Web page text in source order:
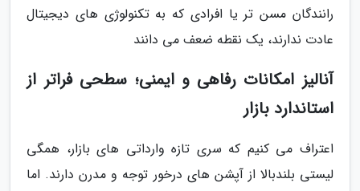
رانندگان مسن تر یا افرادی که به تکنولوژی های دیجیتال
عادت ندارند، یک نقطه ضعف می دانند
آنالیز امکانات رفاهی و ایمنی؛ سطحی فراتر از
استاندارد بازار
اعتراف می کنیم که سری تازه وارداتی های بازار، همگی
لیستی بلندبالا از آپشن های درخور توجه و مدرن دارند. اما